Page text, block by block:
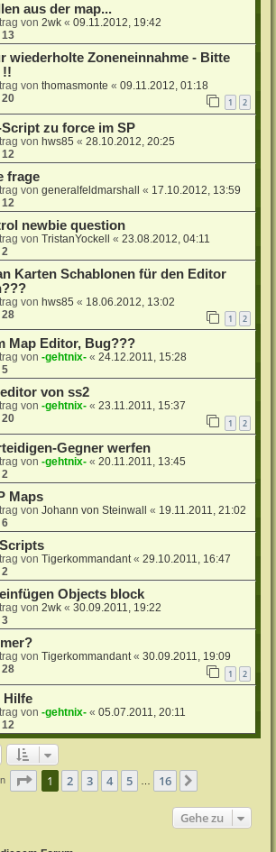
aus der map...
von2wk «09.11.2012, 19:42
13
wiederholte Zoneneinnahme - Bitte
!!
vonthomasmonte «09.11.2012, 01:18
20 1 2
zu force im SP
vonhws85 «28.10.2012, 20:25
12
frage
vongeneralfeldmarshall « 17.10.2012, 13:59
12
newbie question
vonTristanYockell «23.08.2012, 04:11
2
Karten Schablonen für den Editor
vonhws85 « 18.06.2012, 13:02
28 1 2
Map Editor, Bug???
von-gehtnix- «24.12.2011, 15:28
5
von ss2
von-gehtnix- «23.11.2011, 15:37
20 1 2
Gegner werfen
von-gehtnix- «20.11.2011, 13:45
2
Maps
vonJohann von Steinwall « 19.11.2011, 21:02
6
vonTigerkommandant«29.10.2011, 16:47
2
Objects block
von2wk «30.09.2011, 19:22
3
vonTigerkommandant«30.09.2011, 19:09
28 1 2
Hilfe
von-gehtnix- «05.07.2011, 20:11
12
Seite 1von 16
1 2 3 4 5 16
Gehe zu